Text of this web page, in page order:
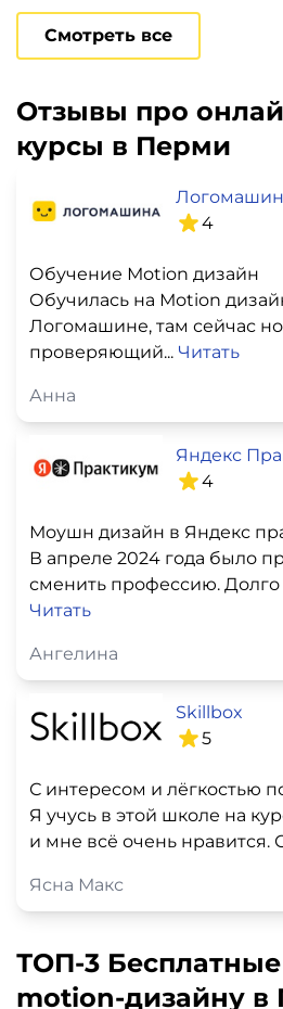
Смотреть все
Отзывы про
курсы в Перми
4
Обучение Моtion дизайн
Обучилась на Моtion
Логомашине, там сейчас
проверяющий... Читать
Анна
Яндекс
4
Моушн дизайн в Яндекс
В апреле 2024 года было
сменить профессию. Долго
Читать
Ангелина
Skillbox
5
Я учусь в этой школе на
и мне всё очень нравится.
Ясна Макс
ТОП-3
motion-дизайну в